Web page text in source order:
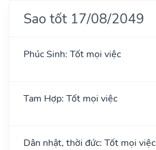
Sao tốt 17/08/2049
Phúc Sinh: Tốt mọi việc
Tam Hợp: Tốt mọi việc
Dân nhật, thời đức: Tốt mọi việc